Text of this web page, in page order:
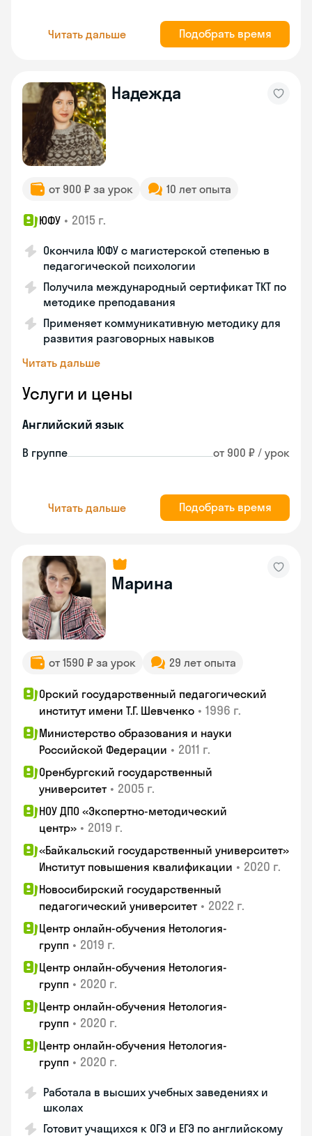
Читать дальше Подобрать время
Надежда
от 900 ₽ за урок 10 лет опыта
ЮФУ • 2015 г.
Окончила ЮФУ с магистерской степенью в
педагогической психологии
Получила международный сертификат TKT по
методике преподавания
Применяет коммуникативную методику для
развития разговорных навыков
Читать дальше
Услуги и цены
Английский язык
В группе от 900 ₽ / урок
Читать дальше Подобрать время
Марина
от 1590 ₽ за урок 29 лет опыта
Орский государственный педагогический
институт имени Т.Г. Шевченко • 1996 г.
Министерство образования и науки
Российской Федерации • 2011 г.
Оренбургский государственный
университет • 2005 г.
НОУ ДПО «Экспертно-методический
центр» • 2019 г.
«Байкальский государственный университет»
Институт повышения квалификации • 2020 г.
Новосибирский государственный
педагогический университет • 2022 г.
Центр онлайн-обучения Нетология-
групп • 2019 г.
Центр онлайн-обучения Нетология-
групп • 2020 г.
Центр онлайн-обучения Нетология-
групп • 2020 г.
Центр онлайн-обучения Нетология-
групп • 2020 г.
Работала в высших учебных заведениях и
школах
Готовит учащихся к ОГЭ и ЕГЭ по английскому